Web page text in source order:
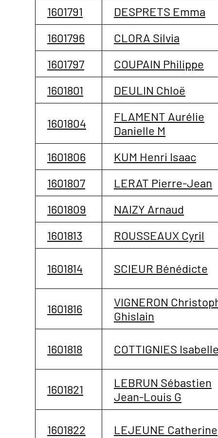
1601791
DESPRETS Emma
1601796
CLORA Silvia
1601797
COUPAIN Philippe
1601801
DEULIN Chloë
1601804
FLAMENT Aurélie
Danielle M
1601806
KUM Henri Isaac
1601807
LERAT Pierre-Jean
1601809
NAIZY Arnaud
1601813
ROUSSEAUX Cyril
1601814 SCIEUR Bénédicte
1601816
VIGNERON
Ghislain
1601818 COTTIGNIES
1601821
LEBRUN Sébastien
Jean-Louis G
1601822 LEJEUNE Catherine